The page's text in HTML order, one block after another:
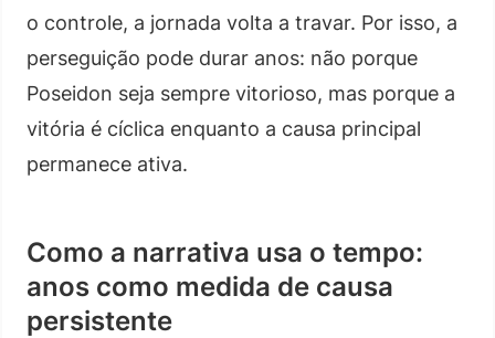
o controle, a jornada volta a travar. Por isso, a
perseguição pode durar anos: não porque
Poseidon seja sempre vitorioso, mas porque a
vitória é cíclica enquanto a causa principal
permanece ativa.
Como a narrativa usa o tempo:
anos como medida de causa
persistente